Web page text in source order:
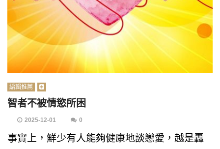
編輯推薦
智者不被情慾所困
2025-12-01 0
事實上，鮮少有人能夠健康地談戀愛，越是轟